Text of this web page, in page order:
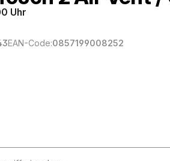
EAN-Code:0857199008252
Uhr